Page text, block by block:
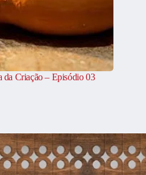
Criação – Episódio 03